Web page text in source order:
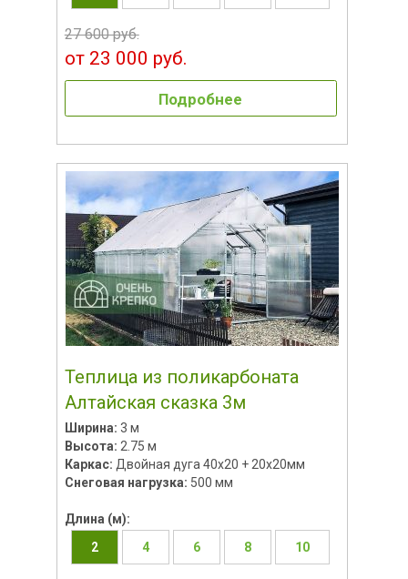
27 600 руб.
от 23 000 руб.
Подробнее
Теплица из поликарбоната
Алтайская сказка 3м
Ширина: 3 м
Высота: 2.75 м
Каркас: Двойная дуга 40х20 + 20х20мм
Снеговая нагрузка: 500 мм
Длина (м):
2
4 6 8 10